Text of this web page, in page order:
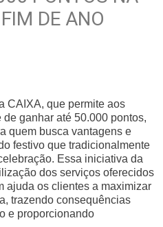
DE ANO
CAIXA, que permite aos
ganhar até 50.000 pontos,
quem busca vantagens e
festivo que tradicionalmente
Essa iniciativa da
dos serviços oferecidos
ajuda os clientes a maximizar
trazendo consequências
e proporcionando